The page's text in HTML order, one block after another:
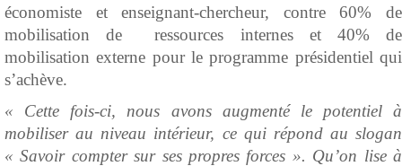
économiste et enseignant-chercheur, contre 60% de
mobilisation de ressources internes et 40% de
mobilisation externe pour le programme présidentiel qui
s’achève.
« Cette fois-ci, nous avons augmenté le potentiel à
mobiliser au niveau intérieur, ce qui répond au slogan
« Savoir compter sur ses propres forces ». Qu’on lise à